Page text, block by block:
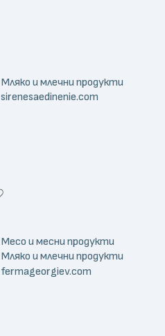
Мляко и млечни продукти
sirenesaedinenie.com
Месо и месни продукти
Мляко и млечни продукти
fermageorgiev.com